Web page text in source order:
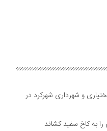
و شهرداری شهرکرد در
به کاخ سفید کشاند